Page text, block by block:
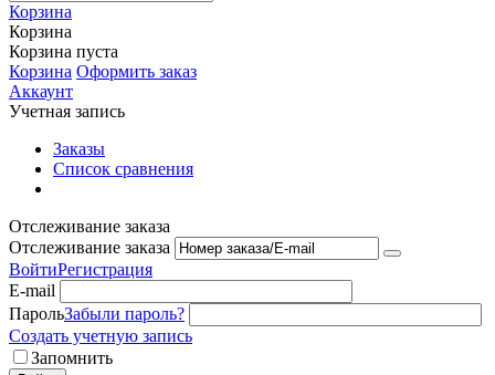
Корзина
Корзина
Корзина пуста
Корзина Оформить заказ
Аккаунт
Учетная запись
Заказы
Список сравнения
Отслеживание заказа
Отслеживание заказа
ВойтиРегистрация
E-mail
ПарольЗабыли пароль?
Создать учетную запись
Запомнить